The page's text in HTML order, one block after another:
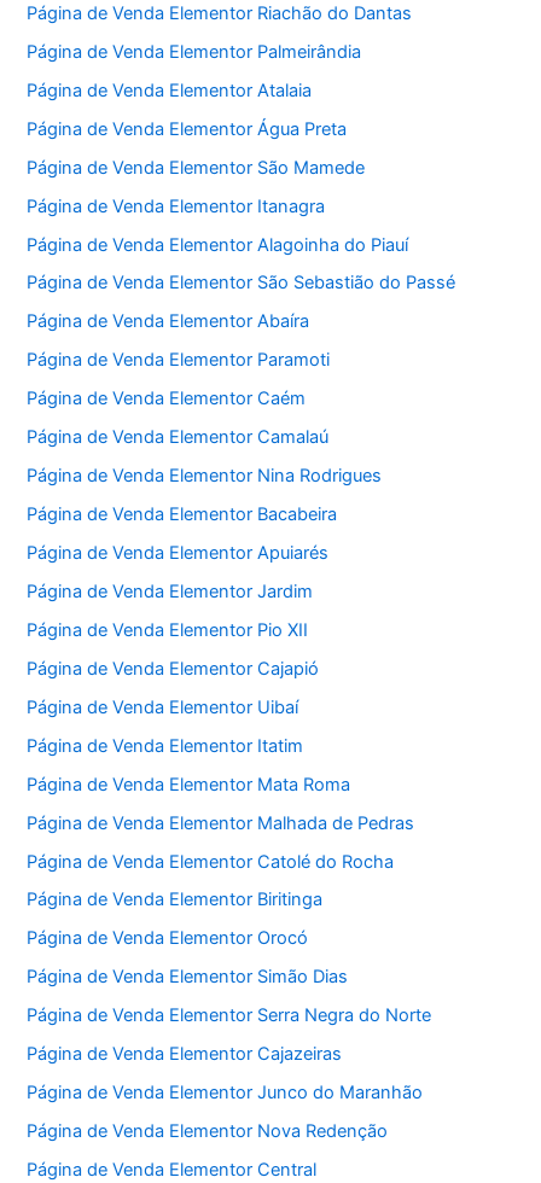
Página de Venda Elementor Riachão do Dantas
Página de Venda Elementor Palmeirândia
Página de Venda Elementor Atalaia
Página de Venda Elementor Água Preta
Página de Venda Elementor São Mamede
Página de Venda Elementor Itanagra
Página de Venda Elementor Alagoinha do Piauí
Página de Venda Elementor São Sebastião do Passé
Página de Venda Elementor Abaíra
Página de Venda Elementor Paramoti
Página de Venda Elementor Caém
Página de Venda Elementor Camalaú
Página de Venda Elementor Nina Rodrigues
Página de Venda Elementor Bacabeira
Página de Venda Elementor Apuiarés
Página de Venda Elementor Jardim
Página de Venda Elementor Pio XII
Página de Venda Elementor Cajapió
Página de Venda Elementor Uibaí
Página de Venda Elementor Itatim
Página de Venda Elementor Mata Roma
Página de Venda Elementor Malhada de Pedras
Página de Venda Elementor Catolé do Rocha
Página de Venda Elementor Biritinga
Página de Venda Elementor Orocó
Página de Venda Elementor Simão Dias
Página de Venda Elementor Serra Negra do Norte
Página de Venda Elementor Cajazeiras
Página de Venda Elementor Junco do Maranhão
Página de Venda Elementor Nova Redenção
Página de Venda Elementor Central